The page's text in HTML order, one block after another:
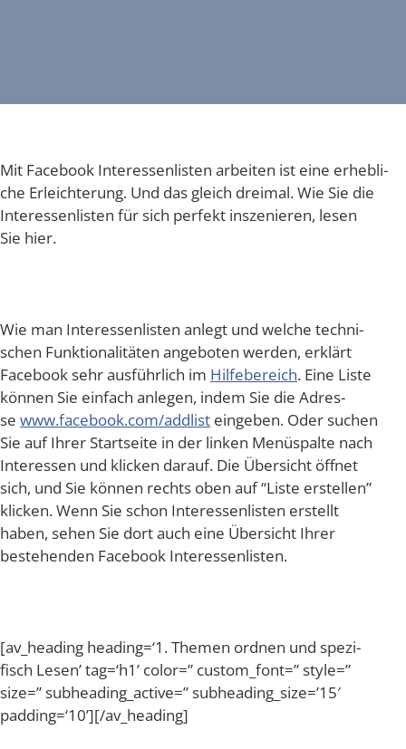
Mit Face­book Inter­es­sen­lis­ten arbei­ten ist eine erheb­li­
che Erleich­te­rung. Und das gleich drei­mal. Wie Sie die
Inter­es­sen­lis­ten für sich per­fekt insze­nie­ren, lesen
Sie hier.
Wie man Inter­es­sen­lis­ten anlegt und wel­che tech­ni­
schen Funk­tio­na­li­tä­ten ange­bo­ten wer­den, erklärt
Face­book sehr aus­führ­lich im Hil­fe­be­reich. Eine Lis­te
kön­nen Sie ein­fach anle­gen, indem Sie die Adres­
se www​.face​book​.com/​a​d​dlist ein­ge­ben. Oder suchen
Sie auf Ihrer Start­sei­te in der lin­ken Menü­spal­te nach
Inter­es­sen und kli­cken dar­auf. Die Über­sicht öff­net
sich, und Sie kön­nen rechts oben auf “Lis­te erstel­len”
kli­cken. Wenn Sie schon Inter­es­sen­lis­ten erstellt
haben, sehen Sie dort auch eine Über­sicht Ihrer
bestehen­den Face­book Interessenlisten.
[av_​heading heading=‘1. The­men ord­nen und spe­zi­
fisch Lesen’ tag=‘h1’ color=” custom_​font=” style=”
size=” subheading_​active=” subheading_size=’15′
padding=‘10’][/av_heading]